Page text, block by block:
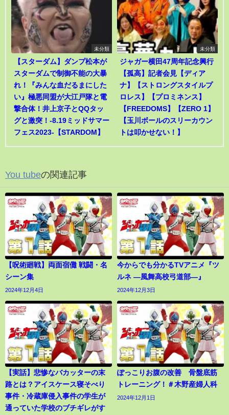
未分類
【スターダム】ダンプ松本が
スターダムで制御不能の大暴
れ！『みんな血だるまにした
い』極悪同盟が大江戸隊と電
撃合体！井上京子とQQタッ
グと激突！-8.19ミッドサマー
フェス2023-【STARDOM】
未分類
ジャガー横田47周年記念興行
【孤高】記者会見【ディア
ナ】【ストロングスタイルプ
ロレス】【プロミネンス】
【FREEDOMS】【ZERO 1】
【玉川ボールのスリーカウン
トは叩かせない！】
You tubeの関連記事
【呪術廻戦】両面宿儺 戦闘・名
シーン集
2024年12月4日
今からでも分かるTVアニメ『ツ
ルネ ―風舞高校弓道部―』
2024年12月3日
【実話】悲惨なバカッターの末
路とは？アイスケース寝そべり
事件・冷蔵庫侵入事件の学生が
通っていた学校のブチギレがす
ぽっこりお腹の改善 骨盤底筋
トレーニング！＃木野産婦人科
2024年12月1日